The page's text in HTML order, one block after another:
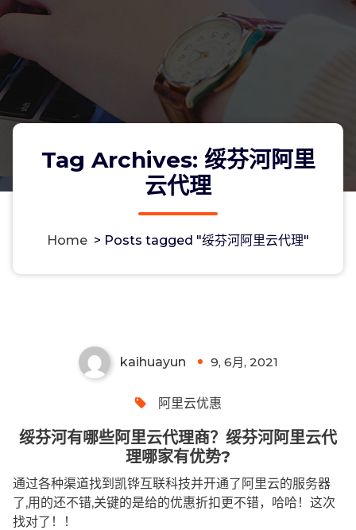
Tag Archives: 绥芬河阿里
云代理
Home > Posts tagged "绥芬河阿里云代理"
kaihuayun 9, 6月, 2021
阿里云优惠
绥芬河有哪些阿里云代理商？绥芬河阿里云代
理哪家有优势?
通过各种渠道找到凯铧互联科技并开通了阿里云的服务器
了,用的还不错,关键的是给的优惠折扣更不错，哈哈！这次
找对了！！